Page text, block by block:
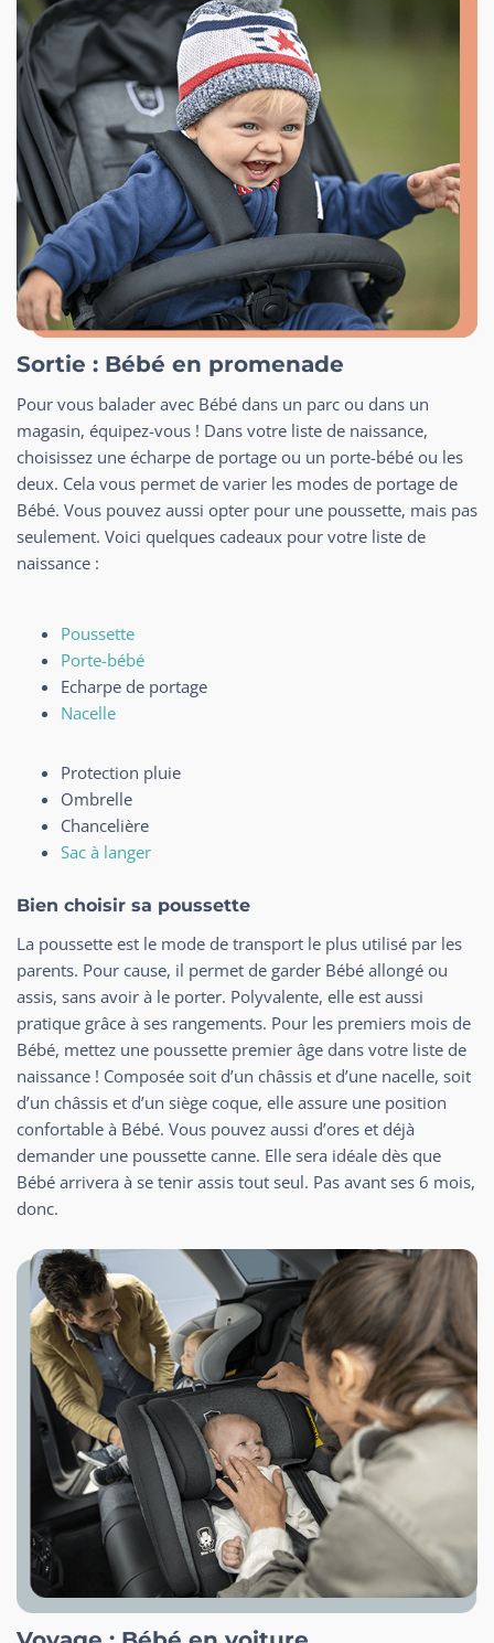
Sortie : Bébé en promenade
Pour vous balader avec Bébé dans un parc ou dans un
magasin, équipez-vous ! Dans votre liste de naissance,
choisissez une écharpe de portage ou un porte-bébé ou les
deux. Cela vous permet de varier les modes de portage de
Bébé. Vous pouvez aussi opter pour une poussette, mais pas
seulement. Voici quelques cadeaux pour votre liste de
naissance :
Poussette
Porte-bébé
Echarpe de portage
Nacelle
Protection pluie
Ombrelle
Chancelière
Sac à langer
Bien choisir sa poussette
La poussette est le mode de transport le plus utilisé par les
parents. Pour cause, il permet de garder Bébé allongé ou
assis, sans avoir à le porter. Polyvalente, elle est aussi
pratique grâce à ses rangements. Pour les premiers mois de
Bébé, mettez une poussette premier âge dans votre liste de
naissance ! Composée soit d’un châssis et d’une nacelle, soit
d’un châssis et d’un siège coque, elle assure une position
confortable à Bébé. Vous pouvez aussi d’ores et déjà
demander une poussette canne. Elle sera idéale dès que
Bébé arrivera à se tenir assis tout seul. Pas avant ses 6 mois,
donc.